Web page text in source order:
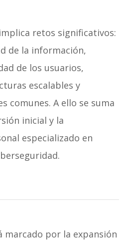
retos significativos:
de la información,
de los usuarios,
escalables y
comunes. A ello se suma
inicial y la
especializado en
marcado por la expansión